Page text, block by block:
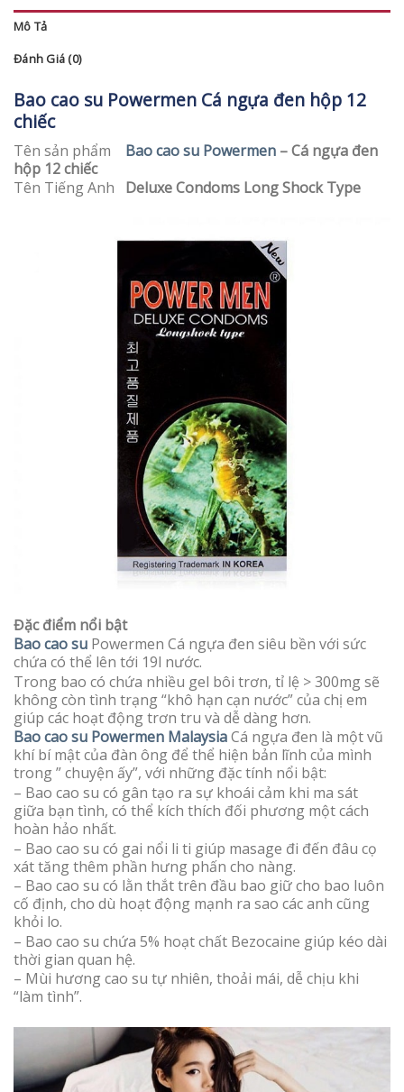
Mô Tả
Đánh Giá (0)
Bao cao su Powermen Cá ngựa đen hộp 12
chiếc
Tên sản phẩm Bao cao su Powermen – Cá ngựa đen
hộp 12 chiếc
Tên Tiếng Anh Deluxe Condoms Long Shock Type
Đặc điểm nổi bật
Bao cao su Powermen Cá ngựa đen siêu bền với sức
chứa có thể lên tới 19l nước.
Trong bao có chứa nhiều gel bôi trơn, tỉ lệ > 300mg sẽ
không còn tình trạng “khô hạn cạn nước” của chị em
giúp các hoạt động trơn tru và dễ dàng hơn.
Bao cao su Powermen MalaysiaCá ngựa đen là một vũ
khí bí mật của đàn ông để thể hiện bản lĩnh của mình
trong ” chuyện ấy”, với những đặc tính nổi bật:
– Bao cao su có gân tạo ra sự khoái cảm khi ma sát
giữa bạn tình, có thể kích thích đối phương một cách
hoàn hảo nhất.
– Bao cao su có gai nổi li ti giúp masage đi đến đâu cọ
xát tăng thêm phần hưng phấn cho nàng.
– Bao cao su có lằn thắt trên đầu bao giữ cho bao luôn
cố định, cho dù hoạt động mạnh ra sao các anh cũng
khỏi lo.
– Bao cao su chứa 5% hoạt chất Bezocaine giúp kéo dài
thời gian quan hệ.
– Mùi hương cao su tự nhiên, thoải mái, dễ chịu khi
“làm tình”.